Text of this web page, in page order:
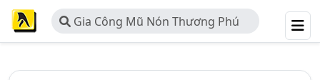
Gia Công Mũ Nón Thương Phú
Quý - Công Ty TNHH Một Thành